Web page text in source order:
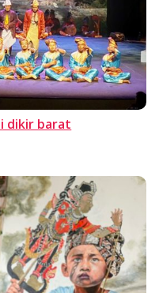
dikir barat